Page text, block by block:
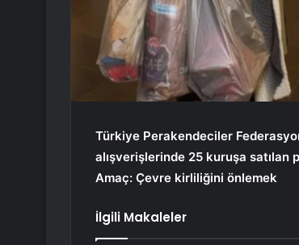
Türkiye Perakendeciler
alışverişlerinde 25 kuruşa satılan
Amaç: Çevre kirliliğini önlemek
İlgili Makaleler